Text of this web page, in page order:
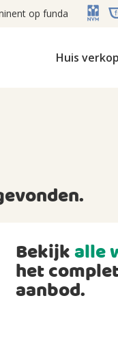
op funda
Huis
Bekijkalle
het
aanbod.